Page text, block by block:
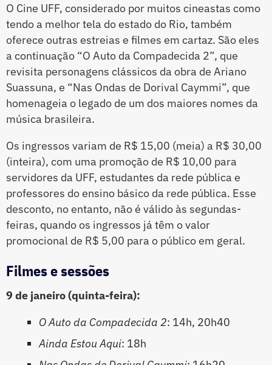
O Cine UFF, considerado por muitos cineastas como
tendo a melhor tela do estado do Rio, também
oferece outras estreias e filmes em cartaz. São eles
a continuação “O Auto da Compadecida 2”, que
revisita personagens clássicos da obra de Ariano
Suassuna, e “Nas Ondas de Dorival Caymmi”, que
homenageia o legado de um dos maiores nomes da
música brasileira.
Os ingressos variam de R$ 15,00 (meia) a R$ 30,00
(inteira), com uma promoção de R$ 10,00 para
servidores da UFF, estudantes da rede pública e
professores do ensino básico da rede pública. Esse
desconto, no entanto, não é válido às segundas-
feiras, quando os ingressos já têm o valor
promocional de R$ 5,00 para o público em geral.
Filmes e sessões
9 de janeiro (quinta-feira):
O Auto da Compadecida 2: 14h, 20h40
Ainda Estou Aqui: 18h